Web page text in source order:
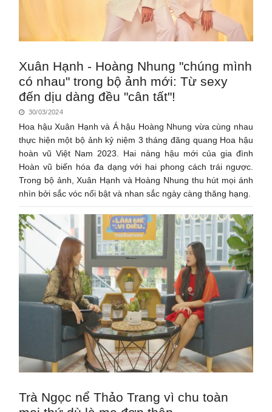
Xuân Hạnh - Hoàng Nhung "chúng mình
có nhau" trong bộ ảnh mới: Từ sexy
đến dịu dàng đều "cân tất"!
30/03/2024
Hoa hậu Xuân Hạnh và Á hậu Hoàng Nhung vừa cùng nhau
thực hiện một bộ ảnh kỷ niệm 3 tháng đăng quang Hoa hậu
hoàn vũ Việt Nam 2023. Hai nàng hậu mới của gia đình
Hoàn vũ biến hóa đa dạng với hai phong cách trái ngược.
Trong bộ ảnh, Xuân Hạnh và Hoàng Nhung thu hút mọi ánh
nhìn bởi sắc vóc nổi bật và nhan sắc ngày càng thăng hạng.
Trà Ngọc nể Thảo Trang vì chu toàn